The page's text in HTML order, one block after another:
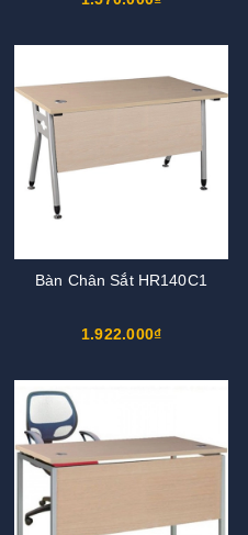
Bàn Chân Sắt HR140C1
1.922.000₫